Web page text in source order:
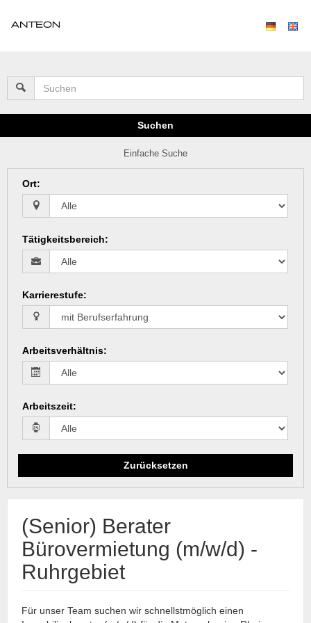
Suchen
Einfache Suche
Ort:
Tätigkeitsbereich:
Karrierestufe:
Arbeitsverhältnis:
Arbeitszeit:
Zurücksetzen
(Senior) Berater
Bürovermietung (m/w/d) -
Ruhrgebiet
Für unser Team suchen wir schnellstmöglich einen